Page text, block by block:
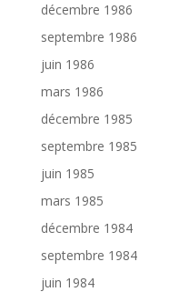
décembre 1986
septembre 1986
juin 1986
mars 1986
décembre 1985
septembre 1985
juin 1985
mars 1985
décembre 1984
septembre 1984
juin 1984